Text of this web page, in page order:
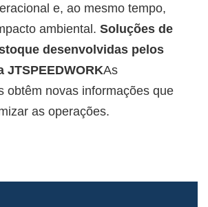
e, ao mesmo tempo,
ambiental. Soluções de
desenvolvidas pelos
JTSPEEDWORKAs
obtêm novas informações que
as operações.